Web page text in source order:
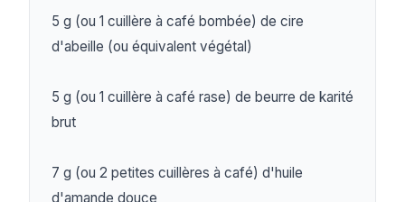
5 g (ou 1 cuillère à café bombée) de cire
d'abeille (ou équivalent végétal)
5 g (ou 1 cuillère à café rase) de beurre de karité
brut
7 g (ou 2 petites cuillères à café) d'huile
d'amande douce